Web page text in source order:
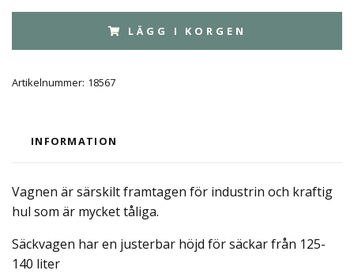
LÄGG I KORGEN
Artikelnummer: 18567
INFORMATION
Vagnen är särskilt framtagen för industrin och kraftig
hul som är mycket tåliga.
Säckvagen har en justerbar höjd för säckar från 125-
140 liter